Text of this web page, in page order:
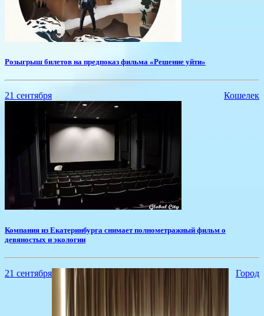
​Розыгрыш билетов на предпоказ фильма «Решение уйти»
21 сентября Кошелек
​Компания из Екатеринбурга снимает полнометражный фильм о
девяностых и экологии
21 сентября Город